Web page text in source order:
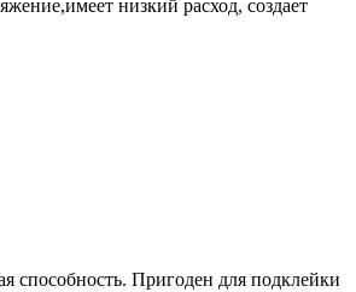
низкий расход, создает
способность. Пригоден для подклейки